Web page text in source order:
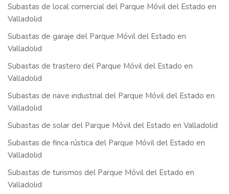
Subastas de local comercial del Parque Móvil del Estado en
Valladolid
Subastas de garaje del Parque Móvil del Estado en
Valladolid
Subastas de trastero del Parque Móvil del Estado en
Valladolid
Subastas de nave industrial del Parque Móvil del Estado en
Valladolid
Subastas de solar del Parque Móvil del Estado en Valladolid
Subastas de finca rústica del Parque Móvil del Estado en
Valladolid
Subastas de turismos del Parque Móvil del Estado en
Valladolid